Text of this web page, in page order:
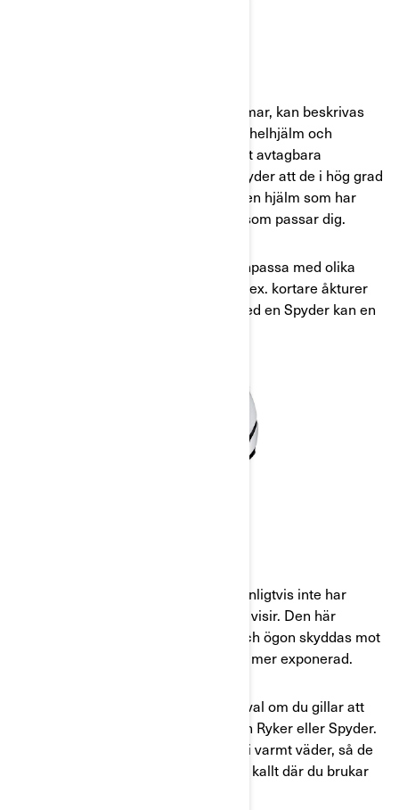
Crossoverhjälmar, eller modulärhjälmar, kan beskrivas
som en blandning av två hjälmtyper: helhjälm och
jethjälm. Crossoverhjälmar har oftast avtagbara
hakskydd, visir och skärmar. Det betyder att de i hög grad
går att anpassa så att du kan skapa en hjälm som har
precis de egenskaper och säkerhet som passar dig.
Om du söker en hjälm som går att anpassa med olika
egenskaper för olika slags körning, t.ex. kortare åkturer
med en Ryker eller längre åkturer med en Spyder kan en
Jethjälmar är en typ av hjälm som vanligtvis inte har
hakskydd men däremot heltäckande visir. Den här
kombinationen innebär att ansikte och ögon skyddas mot
skräp och stenskott medan hakan är mer exponerad.
En jethjälm är troligen ett passande val om du gillar att
känna vinden i ansiktet när du kör din Ryker eller Spyder.
De passar också utmärkt när du kör i varmt väder, så de
kan vara ett bra val om det inte är så kallt där du brukar